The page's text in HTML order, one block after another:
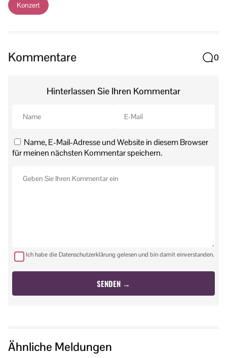
Konzert
Kommentare 0
Hinterlassen Sie Ihren Kommentar
Name, E-Mail-Adresse und Website in diesem Browser
für meinen nächsten Kommentar speichern.
Ich habe die Datenschutzerklärung gelesen und bin damit einverstanden.
Ähnliche Meldungen